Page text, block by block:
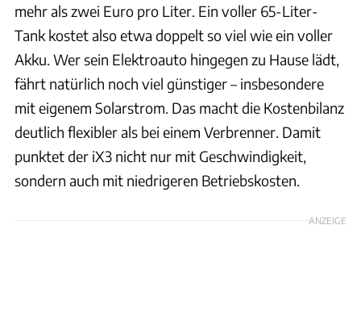
mehr als zwei Euro pro Liter. Ein voller 65-Liter-
Tank kostet also etwa doppelt so viel wie ein voller
Akku. Wer sein Elektroauto hingegen zu Hause lädt,
fährt natürlich noch viel günstiger – insbesondere
mit eigenem Solarstrom. Das macht die Kostenbilanz
deutlich flexibler als bei einem Verbrenner. Damit
punktet der iX3 nicht nur mit Geschwindigkeit,
sondern auch mit niedrigeren Betriebskosten.
ANZEIGE